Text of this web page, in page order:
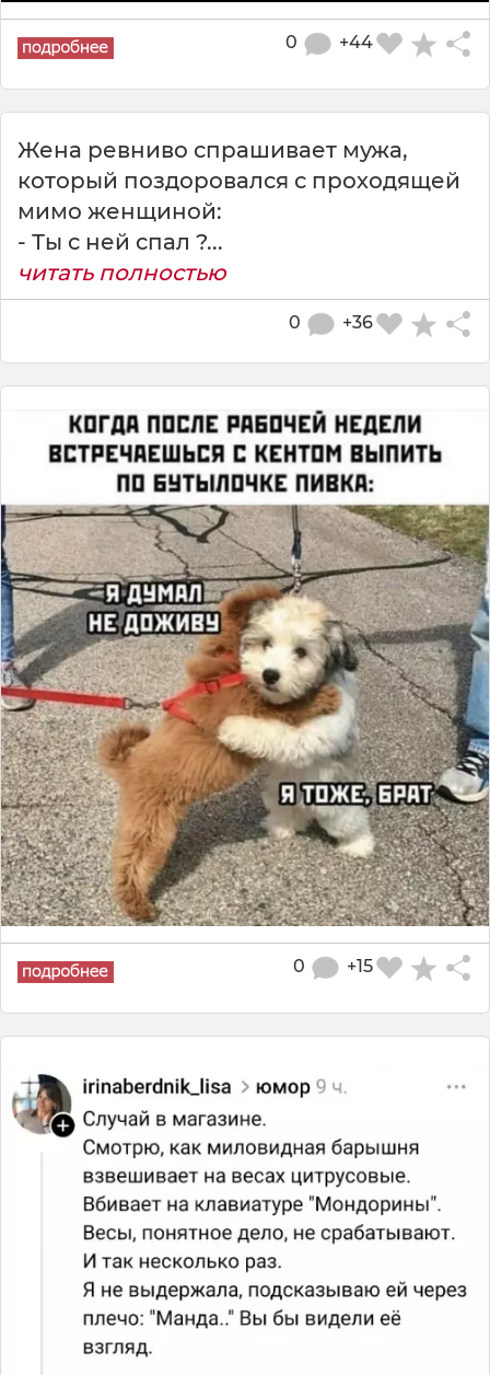
+44
0
Жена ревниво спрашивает мужа,
который поздоровался с проходящей
мимо женщиной:
- Ты с ней спал ?...
читать полностью
+36
0
+15
0